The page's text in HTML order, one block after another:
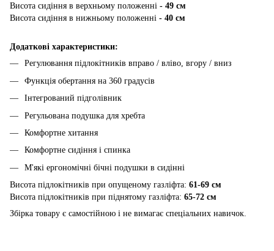
Висота сидіння в верхньому положенні - 49 см
Висота сидіння в нижньому положенні - 40 см
Додаткові характеристики:
Регулювання підлокітників вправо / вліво, вгору / вниз
Функція обертання на 360 градусів
Інтегрований підголівник
Регульована подушка для хребта
Комфортне хитання
Комфортне сидіння і спинка
М'які ергономічні бічні подушки в сидінні
Висота підлокітників при опущеному газліфта: 61-69 см
Висота підлокітників при піднятому газліфта: 65-72 см
Збірка товару є самостійною і не вимагає спеціальних навичок.